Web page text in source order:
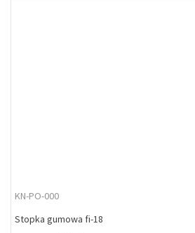
KN-PO-000
Stopka gumowa fi-18